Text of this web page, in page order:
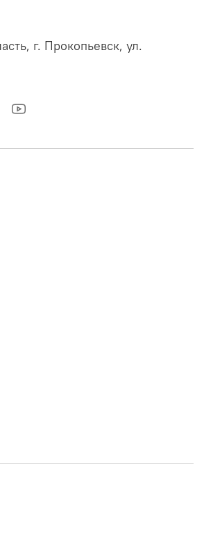
г. Прокопьевск, ул.